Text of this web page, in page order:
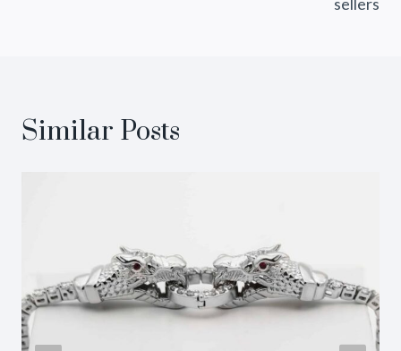
Similar Posts